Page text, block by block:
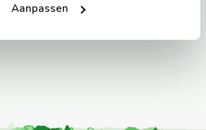
Aanpassen